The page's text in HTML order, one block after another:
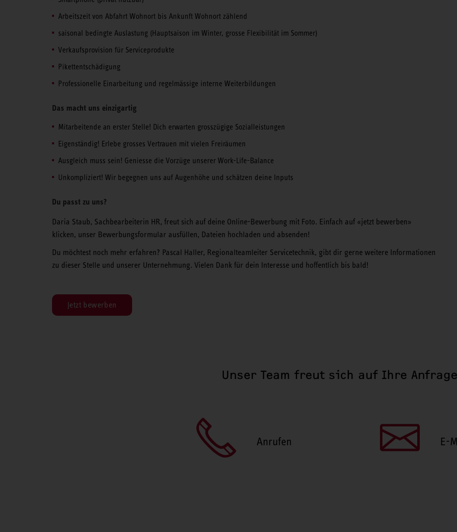
Arbeitszeit von Abfahrt Wohnort bis Ankunft Wohnort zählend
saisonal bedingte Auslastung (Hauptsaison im Winter, grosse Flexibilität im Sommer)
Verkaufsprovision für Serviceprodukte
Pikettentschädigung
Professionelle Einarbeitung und regelmässige interne Weiterbildungen
Das macht uns einzigartig
Mitarbeitende an erster Stelle! Dich erwarten grosszügige Sozialleistungen
Eigenständig! Erlebe grosses Vertrauen mit vielen Freiräumen
Ausgleich muss sein! Geniesse die Vorzüge unserer Work-Life-Balance
Unkompliziert! Wir begegnen uns auf Augenhöhe und schätzen deine Inputs
Du passt zu uns?
Daria Staub, Sachbearbeiterin HR, freut sich auf deine Online-Bewerbung mit Foto. Einfach auf «jetzt bewerben»
klicken, unser Bewerbungsformular ausfüllen, Dateien hochladen und absenden!
Du möchtest noch mehr erfahren? Pascal Haller, Regionalteamleiter Servicetechnik, gibt dir gerne weitere Informationen
zu dieser Stelle und unserer Unternehmung. Vielen Dank für dein Interesse und hoffentlich bis bald!
Jetzt bewerben
Unser Team freut sich auf Ihre
Anrufen E-